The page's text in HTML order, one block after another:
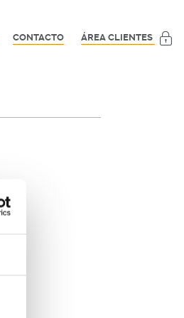
CONTACTO ÁREA CLIENTES